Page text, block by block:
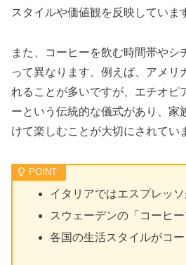
スタイルや価値観を反映していま
また、コーヒーを飲む時間帯やシ
って異なります。例えば、アメリ
れることが多いですが、エチオピ
ーという伝統的な儀式があり、家
けて楽しむことが大切にされてい
イタリアではエスプレッ
スウェーデンの「コーヒ
各国の生活スタイルがコ